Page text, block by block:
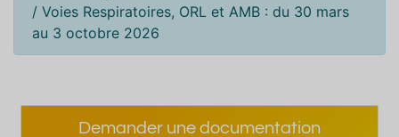
/ Voies Respiratoires, ORL et AMB : du 30 mars
au 3 octobre 2026
Demander une documentation